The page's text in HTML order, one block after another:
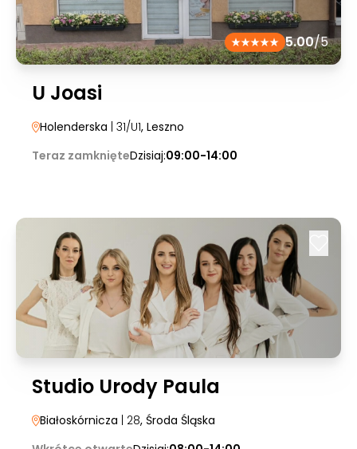
5.00/5
U Joasi
Holenderska | 31/U1, Leszno
Teraz zamknięteDzisiaj:09:00-14:00
Studio Urody Paula
Białoskórnicza | 28, Środa Śląska